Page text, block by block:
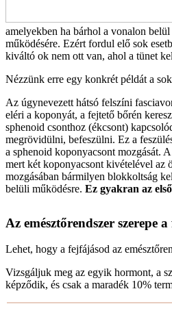
amelyekben ha bárhol a vonalon
működésére. Ezért fordul elő sok
kiváltó ok nem ott van, ahol a tünet
Nézzünk erre egy konkrét példát a
Az úgynevezett hátsó felszíni
eléri a koponyát, a fejtető bőrén
sphenoid csonthoz (ékcsont)
megrövidülni, befeszülni. Ez a
a sphenoid koponyacsont mozgását.
mert két koponyacsont kivételével az
mozgásában bármilyen blokkoltság
belüli működésre. Ez gyakran az
Az emésztőrendszer szerepe
Lehet, hogy a fejfájásod az
Vizsgáljuk meg az egyik hormont, a
képződik, és csak a maradék 10%